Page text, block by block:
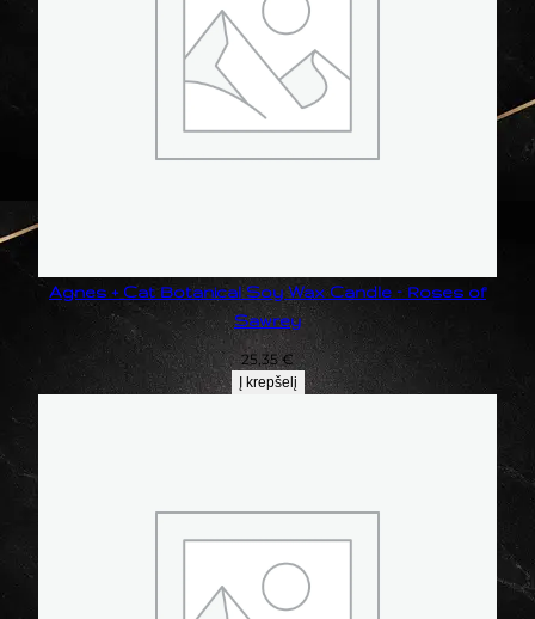
Agnes + Cat Botanical Soy Wax Candle – Roses of
Sawrey
25,35€
Į krepšelį